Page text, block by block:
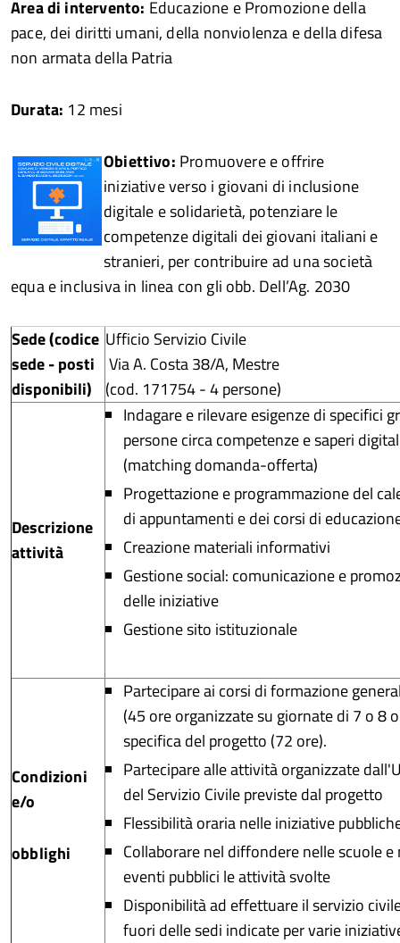
Area di intervento: Educazione e Promozione della
pace, dei diritti umani, della nonviolenza e della difesa
non armata della Patria
Durata: 12 mesi
Obiettivo: Promuovere e offrire
iniziative verso i giovani di inclusione
digitale e solidarietà, potenziare le
competenze digitali dei giovani italiani e
stranieri, per contribuire ad una società
equa e inclusiva in linea con gli obb. Dell’Ag. 2030
Sede (codice
sede - posti
disponibili)
Ufficio Servizio Civile
Via A. Costa 38/A, Mestre
(cod. 171754 - 4 persone)
Descrizione
attività
Indagare e rilevare esigenze di specifici
persone circa competenze e saperi
(matching domanda-offerta)
Progettazione e programmazione del
di appuntamenti e dei corsi di
Creazione materiali informativi
Gestione social: comunicazione e
delle iniziative
Gestione sito istituzionale
Condizioni
e/o
obblighi
Partecipare ai corsi di formazione
(45 ore organizzate su giornate di 7 o 8
specifica del progetto (72 ore).
Partecipare alle attività organizzate
del Servizio Civile previste dal progetto
Flessibilità oraria nelle iniziative
Collaborare nel diffondere nelle scuole e
eventi pubblici le attività svolte
Disponibilità ad effettuare il servizio
fuori delle sedi indicate per varie